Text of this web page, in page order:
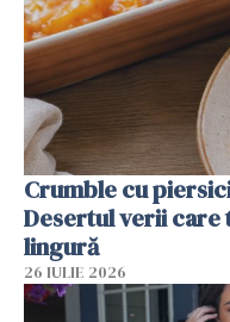
Crumble cu
Desertul verii care
lingură
26 IULIE 2026